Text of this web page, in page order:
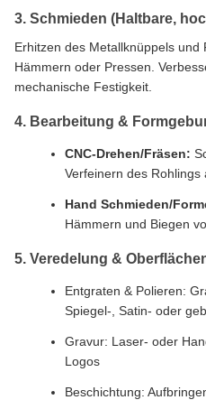
3. Schmieden (Haltbare,
Erhitzen des Metallknüppels
Hämmern oder Pressen.
mechanische Festigkeit.
4. Bearbeitung &
CNC-Drehen/Fräsen:
Verfeinern des
Hand Schmieden/
Hämmern und Biegen
5. Veredelung &
Entgraten & Polieren:
Spiegel-, Satin- oder
Gravur: Laser- oder
Logos
Beschichtung: